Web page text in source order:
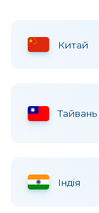
Китай
Тайвань
Iндiя